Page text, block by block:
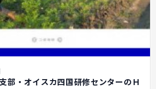
部・オイスカ四国研修センターのＨ